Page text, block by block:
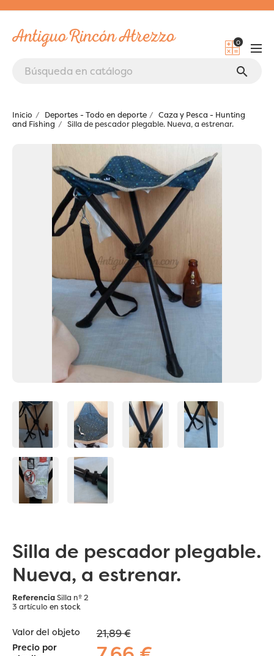
0
search
Inicio Deportes - Todo en deporte
Caza y Pesca - Hunting
and Fishing
Silla de pescador plegable. Nueva, a estrenar.
Silla de pescador plegable.
Nueva, a estrenar.
ReferenciaSilla nº 2
3 artículo en stock
Valor del objeto 21,89 €
Precio por